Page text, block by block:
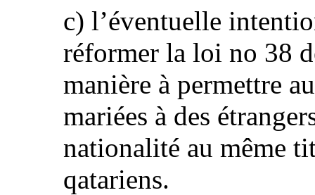
c) l’éventuelle
réformer la loi no 38
manière à permettre
mariées à des
nationalité au même
qatariens.